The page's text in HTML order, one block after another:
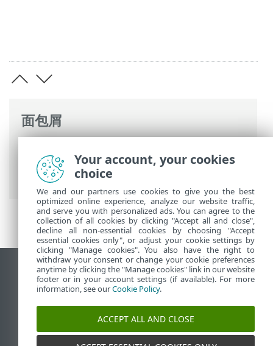
面包屑
使用 ESET PROTECT On-Prem> ESET
PROTECT On-Prem 主菜单
查看桌面站点
End of Life
ESET 知识库
ESET Status Portal
Your account, your cookies
choice
We and our partners use cookies to give you the best
optimized online experience, analyze our website traffic,
and serve you with personalized ads. You can agree to the
collection of all cookies by clicking "Accept all and close",
decline all non-essential cookies by choosing "Accept
essential cookies only", or adjust your cookie settings by
clicking "Manage cookies". You also have the right to
withdraw your consent or change your cookie preferences
anytime by clicking the "Manage cookies" link in our website
footer or in your account settings (if available). For more
information, see ourCookie Policy.
ACCEPT ALL AND CLOSE